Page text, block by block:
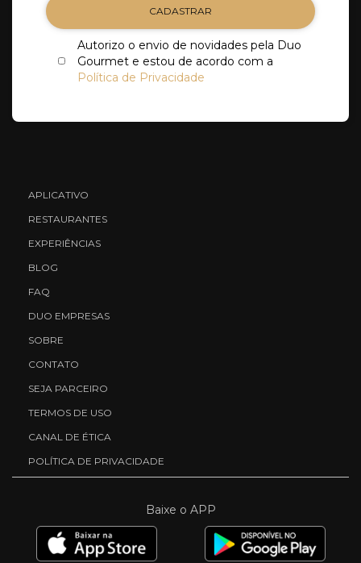
CADASTRAR
Autorizo o envio de novidades pela Duo
Gourmet e estou de acordo com a
Política de Privacidade
APLICATIVO
RESTAURANTES
EXPERIÊNCIAS
BLOG
FAQ
DUO EMPRESAS
SOBRE
CONTATO
SEJA PARCEIRO
TERMOS DE USO
CANAL DE ÉTICA
POLÍTICA DE PRIVACIDADE
Baixe o APP